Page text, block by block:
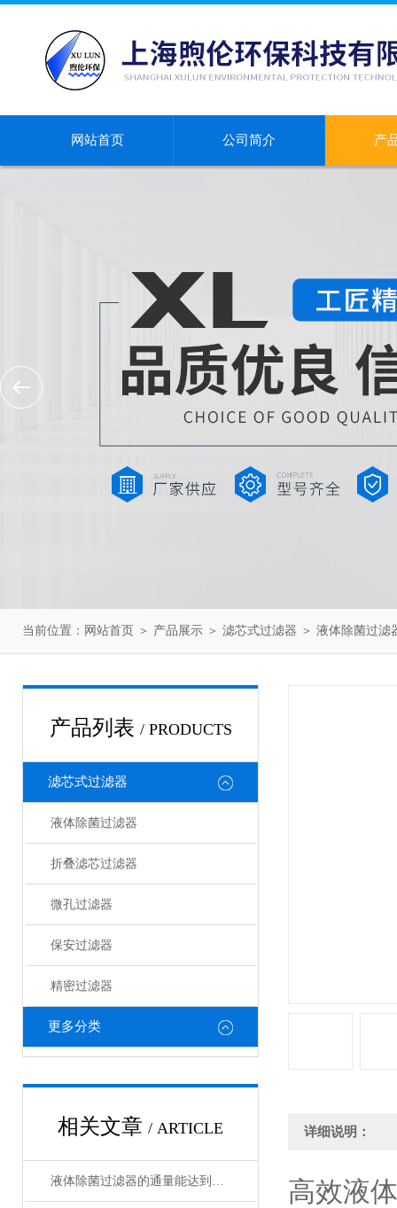
网站首页 公司简介 产
当前位置： 网站首页 ＞ 产品展示 ＞ 滤芯式过滤器 ＞ 液体除菌过滤
产品列表 / PRODUCTS
滤芯式过滤器
液体除菌过滤器
折叠滤芯过滤器
微孔过滤器
保安过滤器
精密过滤器
更多分类
相关文章 / ARTICLE
液体除菌过滤器的通量能达到多少？
详细说明：
高效液